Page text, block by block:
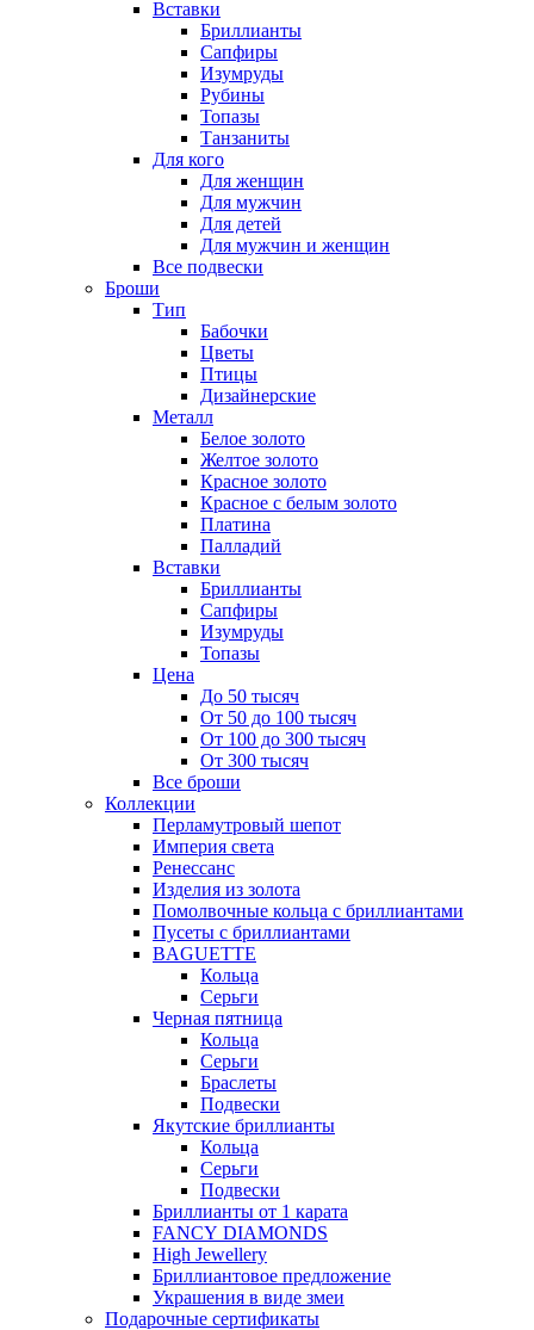
Вставки
Бриллианты
Сапфиры
Изумруды
Рубины
Топазы
Танзаниты
Для кого
Для женщин
Для мужчин
Для детей
Для мужчин и женщин
Все подвески
Броши
Тип
Бабочки
Цветы
Птицы
Дизайнерские
Металл
Белое золото
Желтое золото
Красное золото
Красное с белым золото
Платина
Палладий
Вставки
Бриллианты
Сапфиры
Изумруды
Топазы
Цена
До 50 тысяч
От 50 до 100 тысяч
От 100 до 300 тысяч
От 300 тысяч
Все броши
Коллекции
Перламутровый шепот
Империя света
Ренессанс
Изделия из золота
Помолвочные кольца с бриллиантами
Пусеты с бриллиантами
BAGUETTE
Кольца
Серьги
Черная пятница
Кольца
Серьги
Браслеты
Подвески
Якутские бриллианты
Кольца
Серьги
Подвески
Бриллианты от 1 карата
FANCY DIAMONDS
High Jewellery
Бриллиантовое предложение
Украшения в виде змеи
Подарочные сертификаты